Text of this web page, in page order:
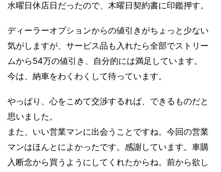
水曜日休店日だったので、木曜日契約書に印鑑押す。
ディーラーオプションからの値引きがちょっと少ない
気がしますが、サービス品も入れたら全部でストリー
ムから54万の値引き、自分的には満足しています。
今は、納車をわくわくして待っています。
やっぱり、心をこめて交渉するれば、できるものだと
思いました。
また、いい営業マンに出会うことですね。今回の営業
マンはほんとによかったです。感謝しています。車購
入断念から買うようにしてくれたからね。前から欲し